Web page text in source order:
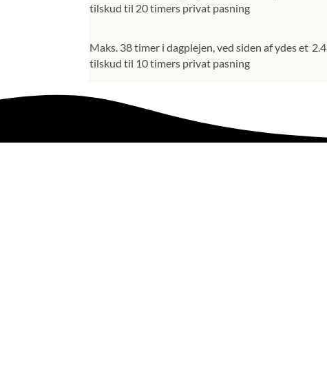
tilskud til 20 timers privat pasning
Maks. 38 timer i dagplejen, ved siden af ydes et
tilskud til 10 timers privat pasning